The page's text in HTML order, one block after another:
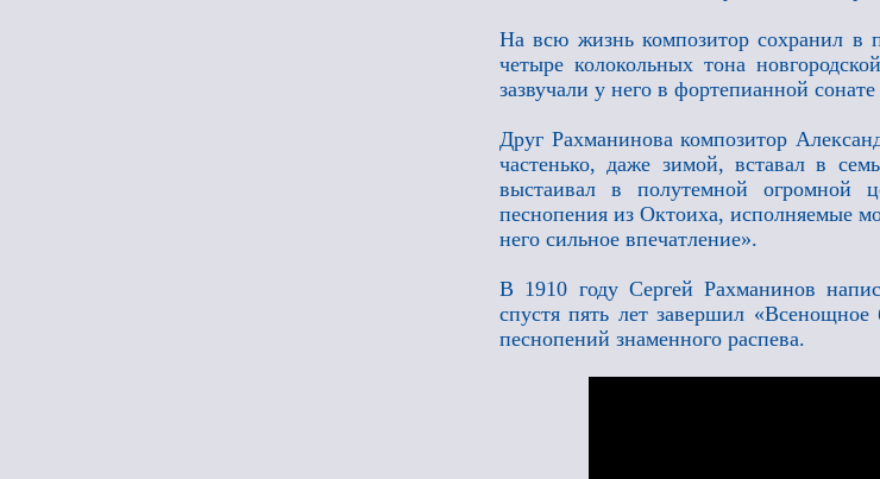
На всю жизнь композитор сохранил в
четыре колокольных тона
зазвучали у него в фортепианной
Друг Рахманинова композитор
частенько, даже зимой, вставал в
выстаивал в полутемной огромной
песнопения из Октоиха, исполняемые
него сильное впечатление».
В 1910 году Сергей Рахманинов
спустя пять лет завершил
песнопений знаменного распева.